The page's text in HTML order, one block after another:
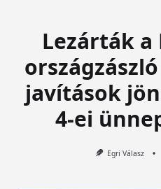
Lezárták
javítások
4-ei
Egri Válasz